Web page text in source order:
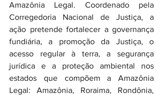
Amazônia Legal. Coordenado pela
Corregedoria Nacional de Justiça, a
ação pretende fortalecer a governança
fundiária, a promoção da Justiça, o
acesso regular à terra, a segurança
jurídica e a proteção ambiental nos
estados que compõem a Amazônia
Legal: Amazônia, Roraima, Rondônia,